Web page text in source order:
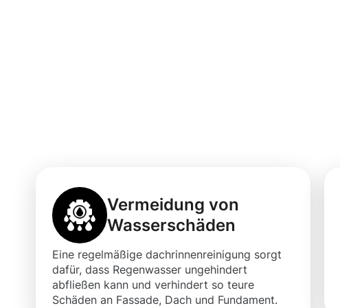
Vermeidung von
Wasserschäden
Eine regelmäßige dachrinnenreinigung sorgt
dafür, dass Regenwasser ungehindert
abfließen kann und verhindert so teure
Schäden an Fassade, Dach und Fundament.